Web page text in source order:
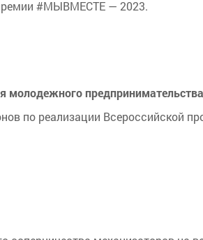
#МЫВМЕСТЕ — 2023.
молодежного предпринимательства
по реализации Всероссийской